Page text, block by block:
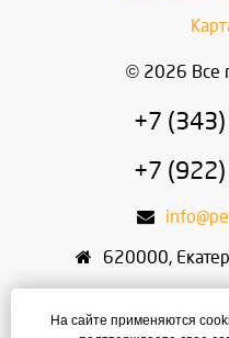
© 2026 Все
+7
+7
620000,
На сайте применяются